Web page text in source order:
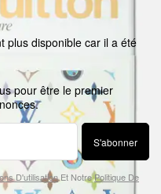
plus disponible car il a été
pour être le premier
S'abonner
D'utilisationEt NotrePolitique De